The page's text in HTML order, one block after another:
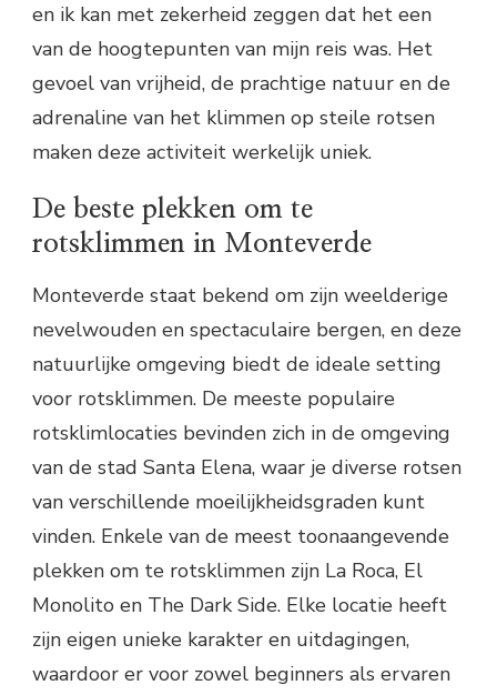
en ik kan met zekerheid zeggen dat het een
van de hoogtepunten van mijn reis was. Het
gevoel van vrijheid, de prachtige natuur en de
adrenaline van het klimmen op steile rotsen
maken deze activiteit werkelijk uniek.
De beste plekken om te
rotsklimmen in Monteverde
Monteverde staat bekend om zijn weelderige
nevelwouden en spectaculaire bergen, en deze
natuurlijke omgeving biedt de ideale setting
voor rotsklimmen. De meeste populaire
rotsklimlocaties bevinden zich in de omgeving
van de stad Santa Elena, waar je diverse rotsen
van verschillende moeilijkheidsgraden kunt
vinden. Enkele van de meest toonaangevende
plekken om te rotsklimmen zijn La Roca, El
Monolito en The Dark Side. Elke locatie heeft
zijn eigen unieke karakter en uitdagingen,
waardoor er voor zowel beginners als ervaren